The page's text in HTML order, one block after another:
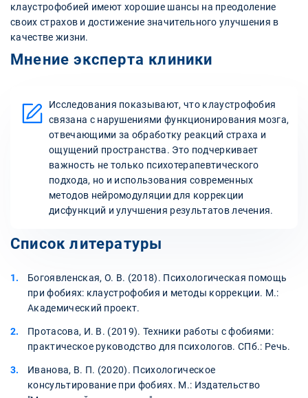
клаустрофобией имеют хорошие шансы на преодоление
своих страхов и достижение значительного улучшения в
качестве жизни.
Мнение эксперта клиники
Исследования показывают, что клаустрофобия
связана с нарушениями функционирования мозга,
отвечающими за обработку реакций страха и
ощущений пространства. Это подчеркивает
важность не только психотерапевтического
подхода, но и использования современных
методов нейромодуляции для коррекции
дисфункций и улучшения результатов лечения.
Список литературы
Богоявленская, О. В. (2018). Психологическая помощь
при фобиях: клаустрофобия и методы коррекции. М.:
Академический проект.
Протасова, И. В. (2019). Техники работы с фобиями:
практическое руководство для психологов. СПб.: Речь.
Иванова, В. П. (2020). Психологическое
консультирование при фобиях. М.: Издательство